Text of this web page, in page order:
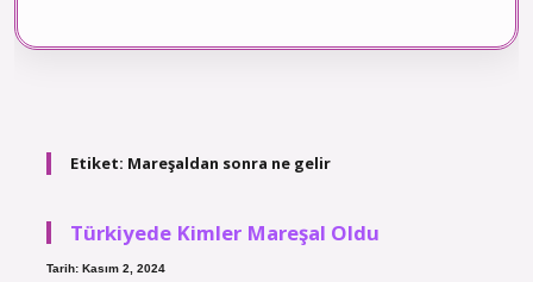
Etiket: Mareşaldan sonra ne gelir
Türkiyede Kimler Mareşal Oldu
Tarih: Kasım 2, 2024